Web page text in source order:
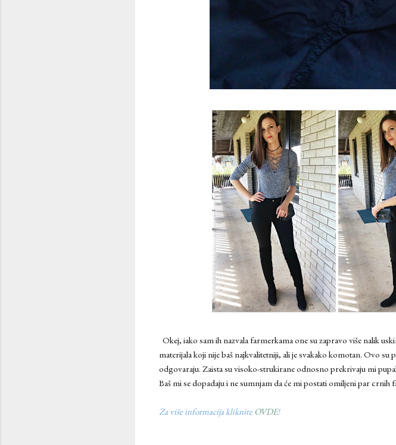
Okej, iako sam ih nazvala farmerkama one su zapravo više nalik
materijala koji nije baš najkvalitetniji, ali je svakako komotan. Ovo
odgovaraju. Zaista su visoko-strukirane odnosno prekrivaju mi
Baš mi se dopadaju i ne sumnjam da će mi postati omiljeni par crnih
Za više informacija klikniteOVDE!